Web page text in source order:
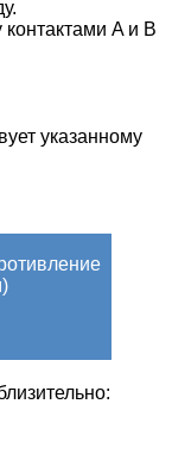
A и B
указанному